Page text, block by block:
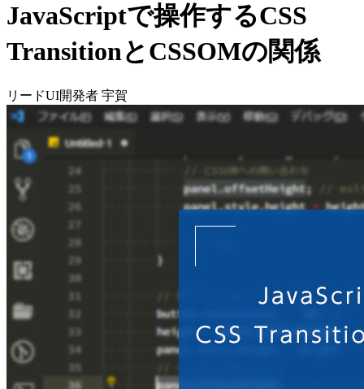
JavaScriptで操作するCSS
TransitionとCSSOMの関係
リードUI開発者 宇賀